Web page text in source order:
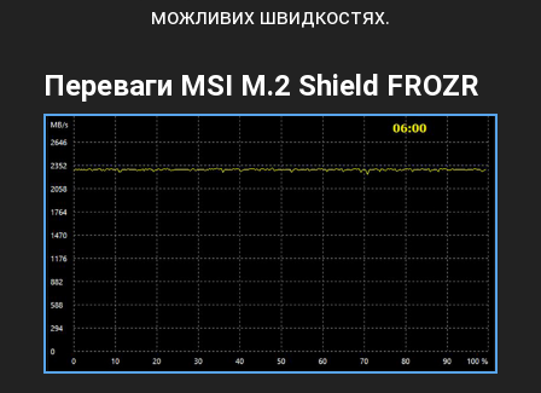
можливих швидкостях.
Переваги MSI M.2 Shield FROZR